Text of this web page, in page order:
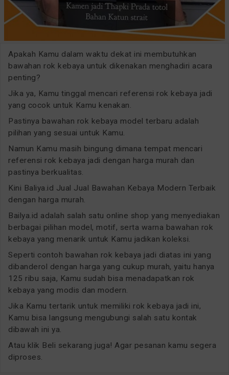
Apakah Kamu dalam waktu dekat ini membutuhkan
bawahan rok kebaya untuk dikenakan menghadiri acara
penting?
Jika ya, Kamu tinggal mencari referensi rok kebaya jadi
yang cocok untuk Kamu kenakan.
Pastinya bawahan rok kebaya model terbaru adalah
pilihan yang sesuai untuk Kamu.
Namun Kamu masih bingung dimana tempat mencari
referensi rok kebaya jadi dengan harga murah dan
pastinya berkualitas.
Kini Baliya.id Jual Jual Bawahan Kebaya Modern Terbaik
dengan harga murah.
Bailya.id adalah salah satu online shop yang menyediakan
berbagai pilihan model, motif, serta warna bawahan rok
kebaya yang menarik untuk Kamu jadikan koleksi.
Seperti contoh bawahan rok kebaya jadi diatas ini yang
dibanderol dengan harga yang cukup murah, yaitu hanya
125 ribu saja, Kamu sudah bisa menadapatkan rok
kebaya yang modis dan modern.
Jika Kamu tertarik untuk memiliki rok kebaya jadi ini,
Kamu bisa langsung mengubungi salah satu kontak
dibawah ini ya.
Atau klik Beli sekarang juga! Agar pesanan kamu segera
diproses.